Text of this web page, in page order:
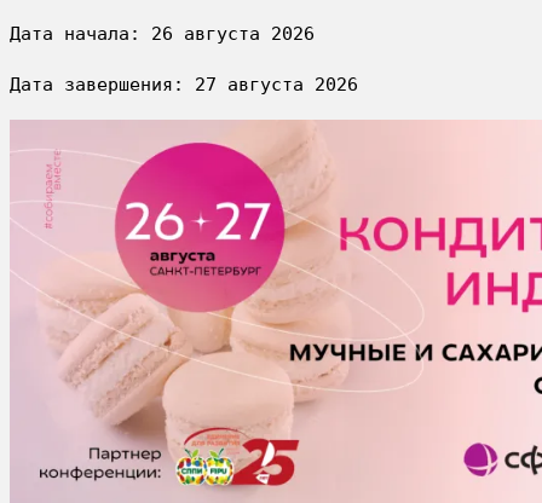
Дата начала: 26 августа 2026
Дата завершения: 27 августа 2026